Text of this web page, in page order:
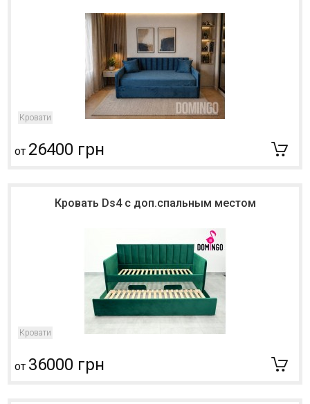
Кровати
от 26400 грн
Кровать Ds4 с доп.спальным местом
Кровати
от 36000 грн